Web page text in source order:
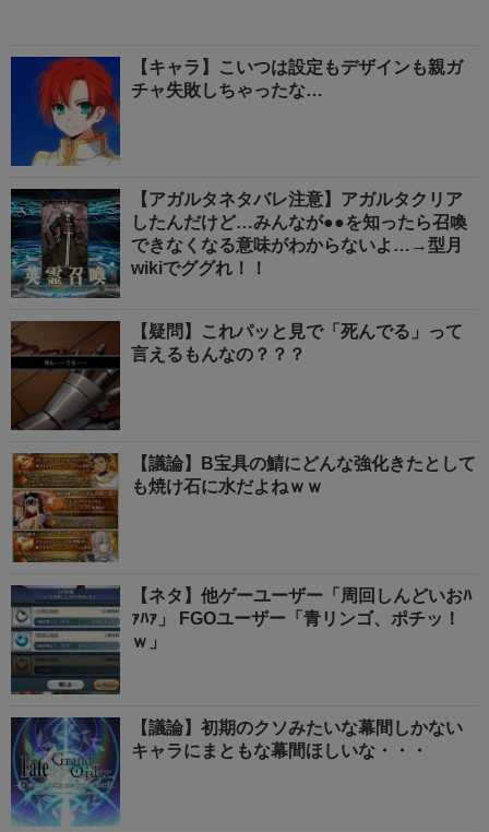
【キャラ】こいつは設定もデザインも親ガ
チャ失敗しちゃったな…
【アガルタネタバレ注意】アガルタクリア
したんだけど…みんなが●●を知ったら召喚
できなくなる意味がわからないよ…→型月
wikiでググれ！！
【疑問】これパッと見で「死んでる」って
言えるもんなの？？？
【議論】B宝具の鯖にどんな強化きたとして
も焼け石に水だよねｗｗ
【ネタ】他ゲーユーザー「周回しんどいおﾊ
ｧﾊｧ」 FGOユーザー「青リンゴ、ポチッ！
ｗ」
【議論】初期のクソみたいな幕間しかない
キャラにまともな幕間ほしいな・・・